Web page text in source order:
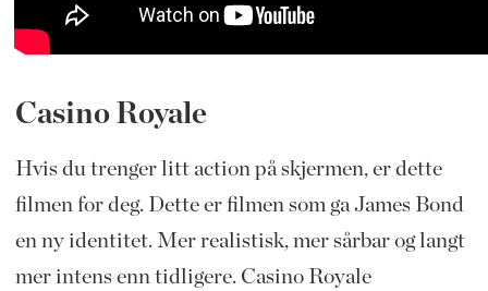
Casino Royale
Hvis du trenger litt action på skjermen, er dette
filmen for deg. Dette er filmen som ga James Bond
en ny identitet. Mer realistisk, mer sårbar og langt
mer intens enn tidligere. Casino Royale